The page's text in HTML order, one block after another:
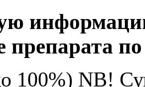
препарата
100%) NB!